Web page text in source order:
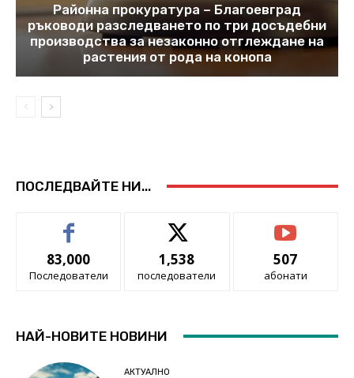
Районна прокуратура – Благоевград
ръководи разследването по три досъдебни
производства за незаконно отглеждане на
растения от рода на конопа
ПОСЛЕДВАЙТЕ НИ...
83,000
Последователи
1,538
последователи
507
абонати
НАЙ-НОВИТЕ НОВИНИ
АКТУАЛНО